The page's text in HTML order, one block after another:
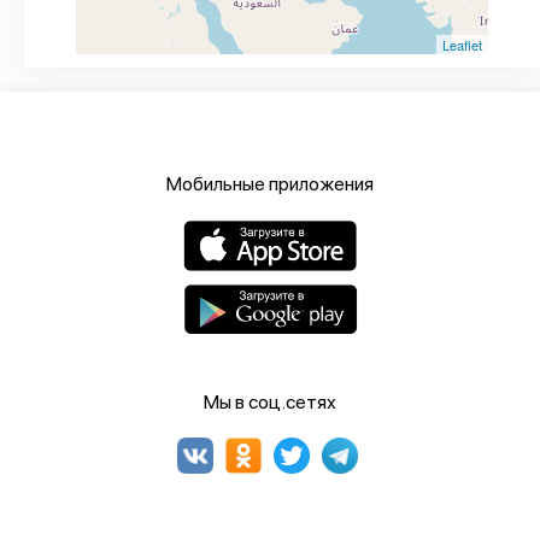
Leaflet
Мобильные приложения
Мы в соц.сетях